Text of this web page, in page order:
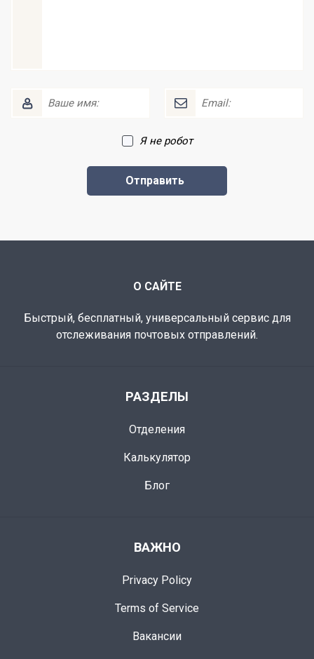
Я не робот
О САЙТЕ
Быстрый, бесплатный, универсальный сервис для
отслеживания почтовых отправлений.
РАЗДЕЛЫ
Отделения
Калькулятор
Блог
ВАЖНО
Privacy Policy
Terms of Service
Вакансии